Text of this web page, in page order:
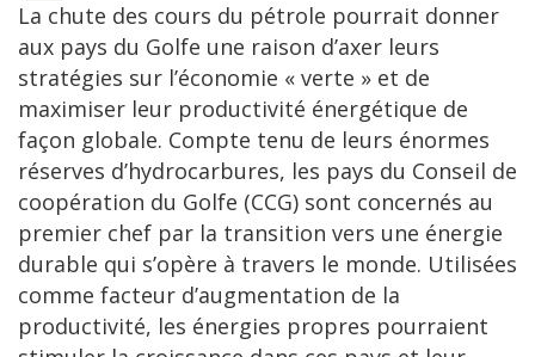
La chute des cours du pétrole pourrait donner
aux pays du Golfe une raison d’axer leurs
stratégies sur l’économie « verte » et de
maximiser leur productivité énergétique de
façon globale. Compte tenu de leurs énormes
réserves d’hydrocarbures, les pays du Conseil de
coopération du Golfe (CCG) sont concernés au
premier chef par la transition vers une énergie
durable qui s’opère à travers le monde. Utilisées
comme facteur d’augmentation de la
productivité, les énergies propres pourraient